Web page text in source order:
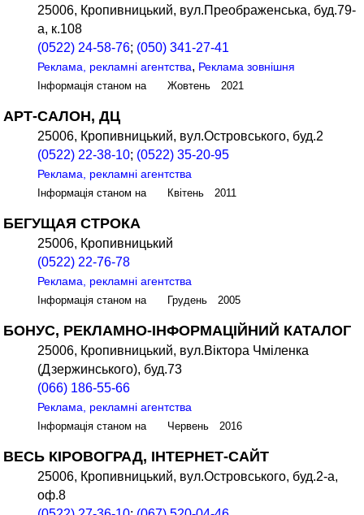
25006, Кропивницький, вул.Преображенська, буд.79-
а, к.108
(0522) 24-58-76; (050) 341-27-41
Реклама, рекламні агентства, Реклама зовнішня
Інформація станом на Жовтень 2021
АРТ-САЛОН, ДЦ
25006, Кропивницький, вул.Островського, буд.2
(0522) 22-38-10; (0522) 35-20-95
Реклама, рекламні агентства
Інформація станом на Квітень 2011
БЕГУЩАЯ СТРОКА
25006, Кропивницький
(0522) 22-76-78
Реклама, рекламні агентства
Інформація станом на Грудень 2005
БОНУС, РЕКЛАМНО-ІНФОРМАЦІЙНИЙ КАТАЛОГ
25006, Кропивницький, вул.Віктора Чміленка
(Дзержинського), буд.73
(066) 186-55-66
Реклама, рекламні агентства
Інформація станом на Червень 2016
ВЕСЬ КІРОВОГРАД, ІНТЕРНЕТ-САЙТ
25006, Кропивницький, вул.Островського, буд.2-а,
оф.8